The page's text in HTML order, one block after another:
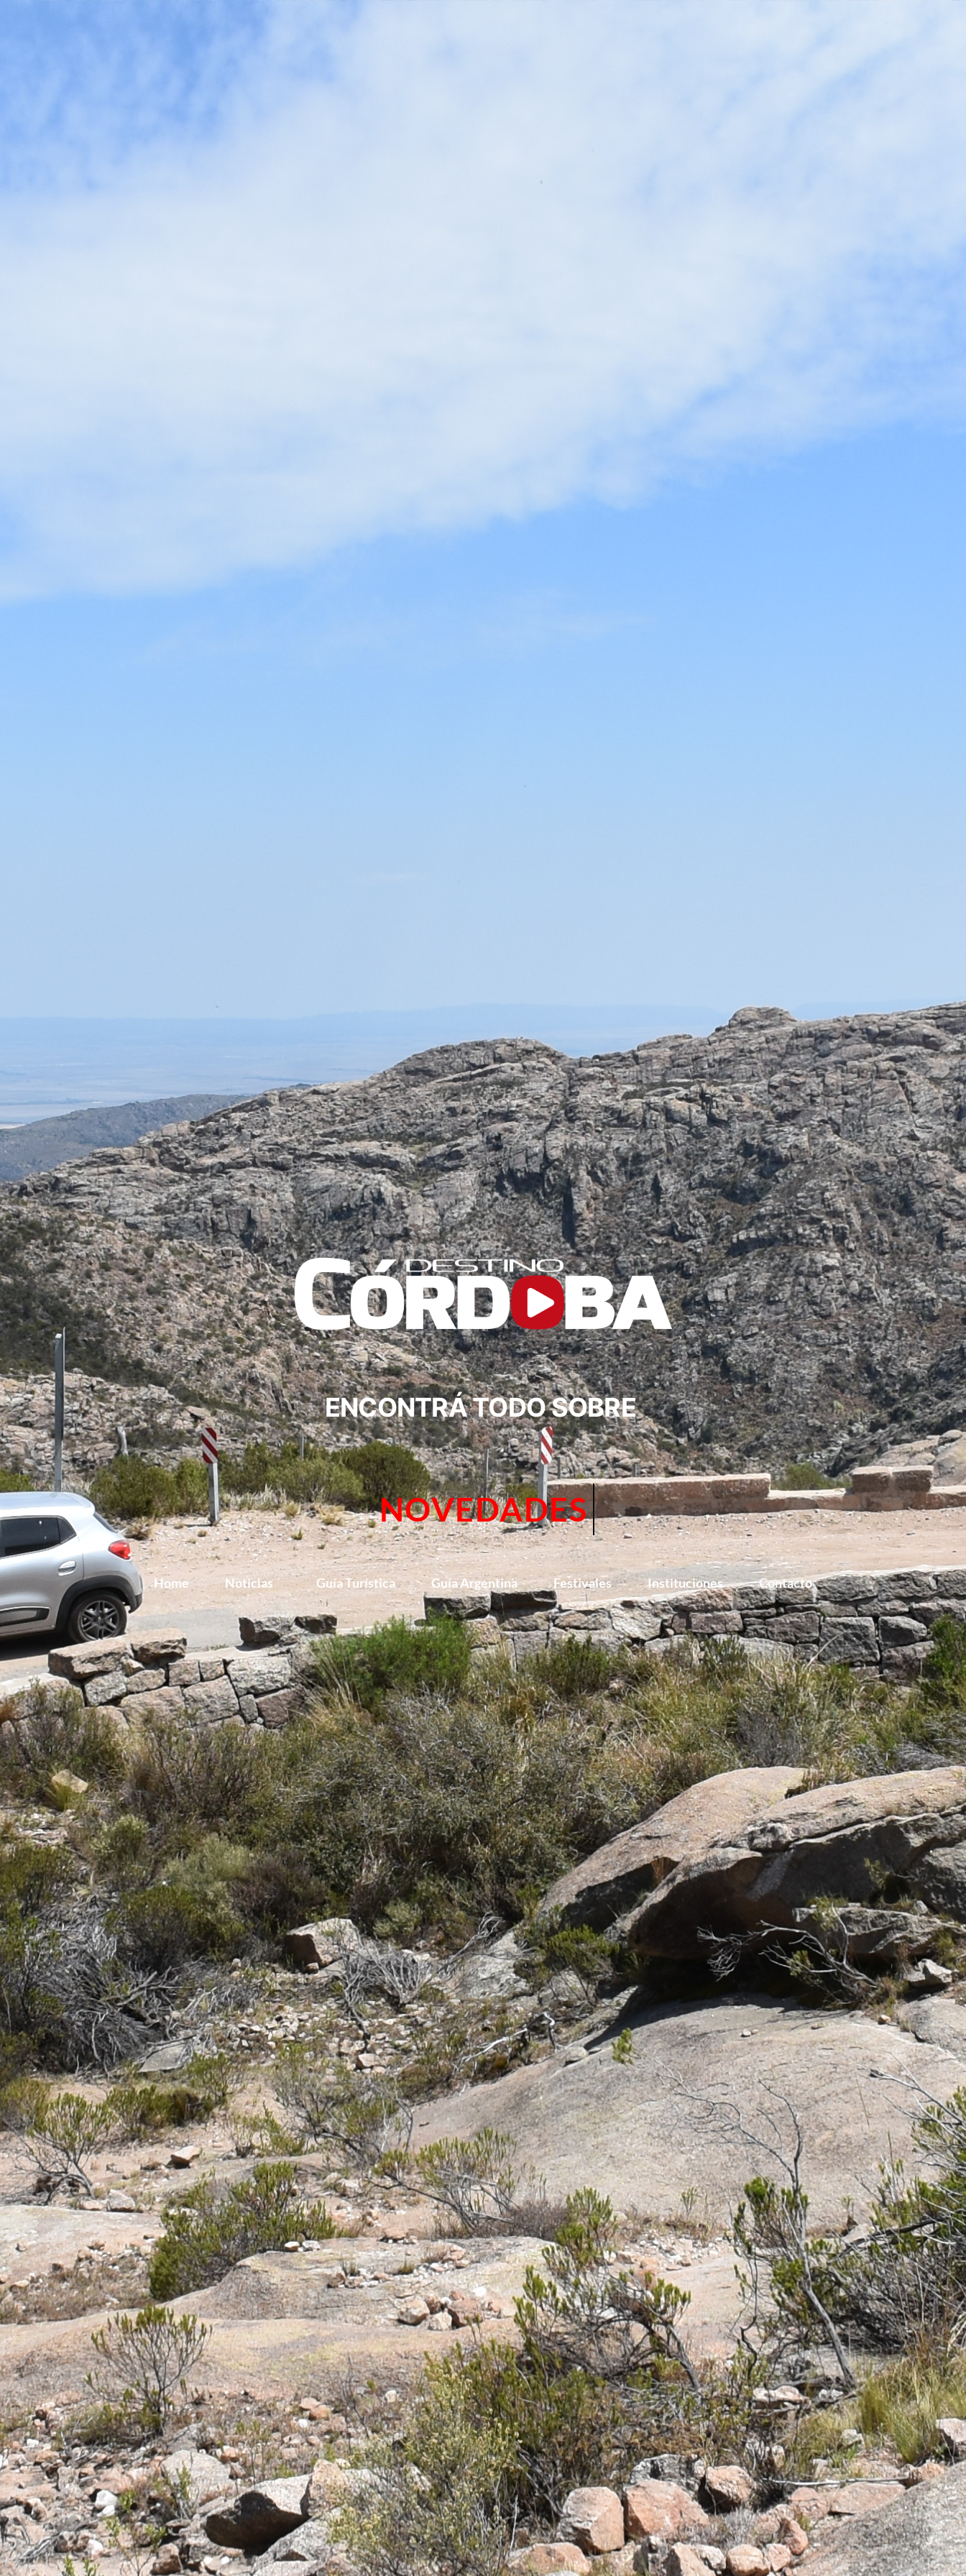
ENCONTRÁ TODO SOBRE
CIRCUITOS
Home Noticias Guía Turística Guía Argentina Festivales Instituciones Contacto